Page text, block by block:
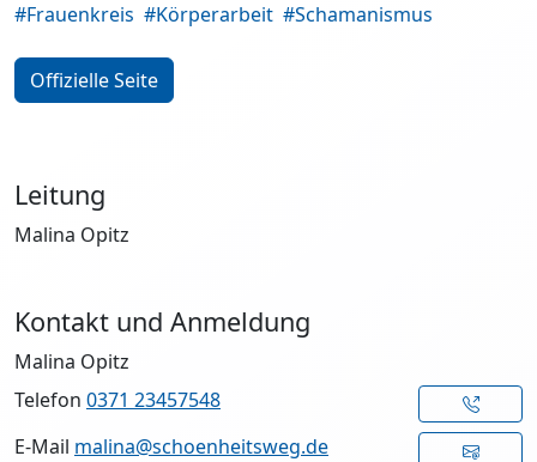
#Frauenkreis #Körperarbeit #Schamanismus
Offizielle Seite
Leitung
Malina Opitz
Kontakt und Anmeldung
Malina Opitz
Telefon 0371 23457548
E-Mail malina@schoenheitsweg.de